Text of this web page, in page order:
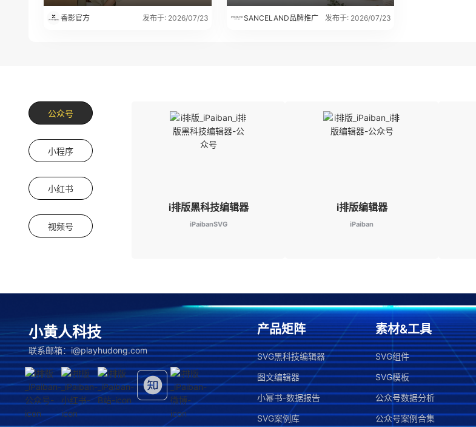
香影官方 发布于: 2026/07/23 SANCELAND品牌推广 发布于: 2026/07/23
公众号
小程序
小红书
视频号
i排版黑科技编辑器
iPaibanSVG
i排版编辑器
iPaiban
小黄人科技
联系邮箱：i@playhudong.com
产品矩阵
SVG黑科技编辑器
图文编辑器
小幂书-数据报告
SVG案例库
素材&工具
SVG组件
SVG模板
公众号数据分析
公众号案例合集